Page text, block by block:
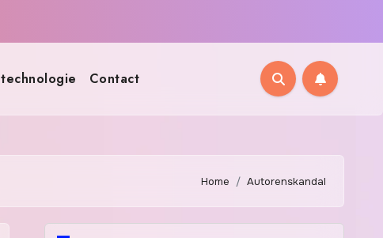
technologie Contact
Home Autorenskandal